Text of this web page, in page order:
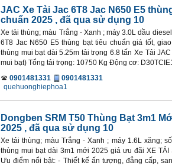
JAC Xe Tải Jac 6T8 Jac N650 E5
chuẩn 2025 , đã qua sử dụng 10
Xe tải thùng; màu Trắng - Xanh ; máy 3.0L dầu
6T8 Jac N650 E5 thùng bạt tiêu chuẩn giá tốt,
thùng mui bạt dài 5.25m tải trọng 6.8 tấn Xe Tải
mui bạt) Tổng tải trọng: 10750 Kg Động cơ:
0901481331
0901481331
quehuonghiephoa1
Dongben SRM T50 Thùng Bạt 3m1
2025 , đã qua sử dụng 10
Xe tải thùng; màu Trắng - Xanh ; máy 1.6L xăng;
thùng mui bạt dài 3m1 mới 2025 giá ưu đãi XE TẢI
Ưu điểm nổi bật: - Thiết kế ấn tượng, đẳng cấp,